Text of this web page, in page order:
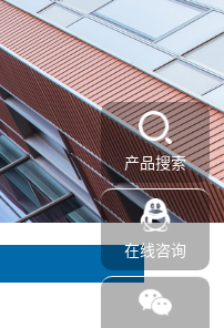
产品搜索
在线咨询